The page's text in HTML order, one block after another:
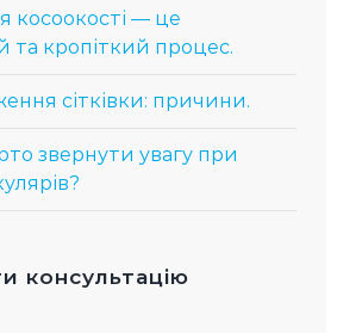
косоокості — це
та кропіткий процес.
сітківки: причини.
звернути увагу при
консультацію